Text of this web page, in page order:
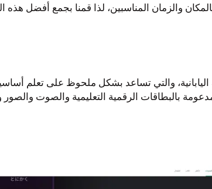
والزمان المناسبين، لذا قمنا بجمع أفضل
اللغة اليابانية، والتي تساعد بشكل ملحوظ على
بالبطاقات الرقمية التعليمية والصوت والصور